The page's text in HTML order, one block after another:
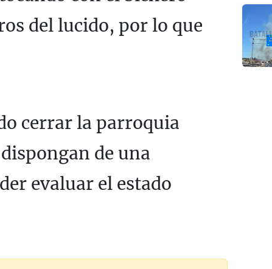
del lucido, por lo que
cerrar la parroquia
de una
evaluar el estado